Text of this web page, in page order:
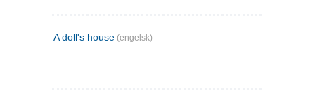
A doll's house (engelsk)